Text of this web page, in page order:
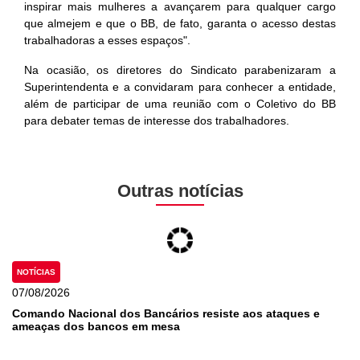
inspirar mais mulheres a avançarem para qualquer cargo
que almejem e que o BB, de fato, garanta o acesso destas
trabalhadoras a esses espaços".
Na ocasião, os diretores do Sindicato parabenizaram a
Superintendenta e a convidaram para conhecer a entidade,
além de participar de uma reunião com o Coletivo do BB
para debater temas de interesse dos trabalhadores.
Outras notícias
NOTÍCIAS
07/08/2026
Comando Nacional dos Bancários resiste aos ataques e
ameaças dos bancos em mesa